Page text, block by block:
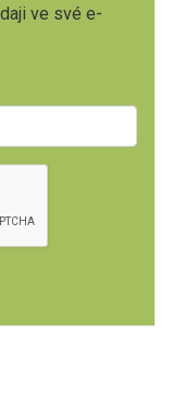
ve své e-